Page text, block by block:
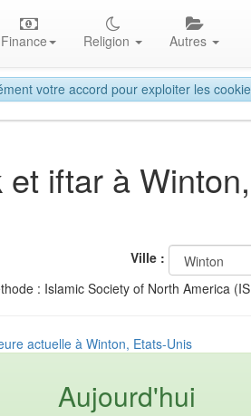
votre accord pour exploiter les
Finance Religion Autres
iftar à
Ville :
: Islamic Society of North America
actuelle à Winton, Etats-Unis
Aujourd'hui